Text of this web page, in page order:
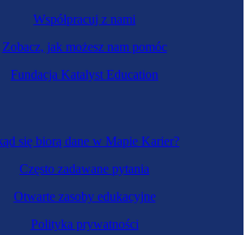
się biorą dane w Mapie Karier?
Często zadawane pytania
Otwarte zasoby edukacyjne
Polityka prywatności
Współpracuj z nami
Zobacz, jak możesz nam pomóc
Fundacja Katalyst Education